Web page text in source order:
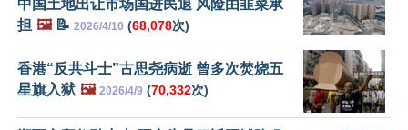
中国土地出让市场国进民退 风险由韭菜承
担 🖼️📝 2026/4/10 (68,078次)
香港“反共斗士”古思尧病逝 曾多次焚烧五
星旗入狱 🖼️ 2026/4/9 (70,332次)